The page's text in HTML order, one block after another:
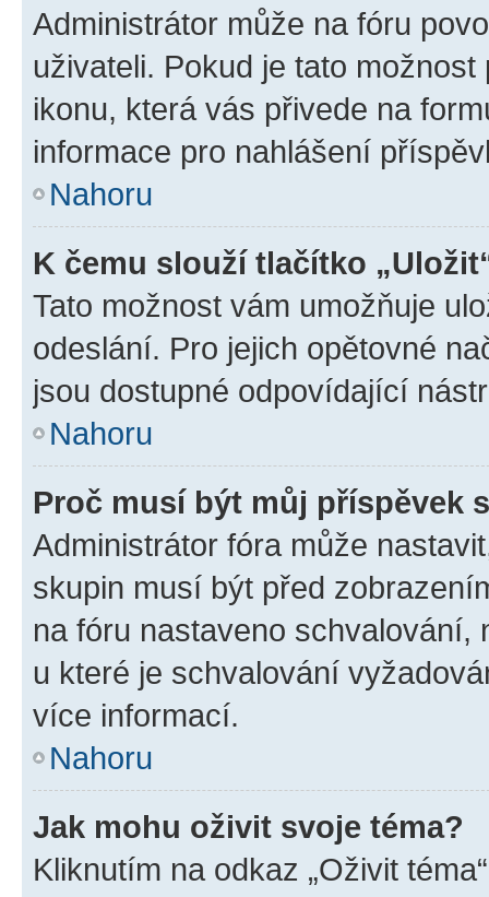
Administrátor může na fóru
uživateli. Pokud je tato
ikonu, která vás přivede na
informace pro nahlášení
Nahoru
K čemu slouží tlačítko
Tato možnost vám umožňuje
odeslání. Pro jejich opětovné
jsou dostupné odpovídající
Nahoru
Proč musí být můj příspěvek
Administrátor fóra může
skupin musí být před
na fóru nastaveno schvalování,
u které je schvalování
více informací.
Nahoru
Jak mohu oživit svoje téma?
Kliknutím na odkaz „Oživit